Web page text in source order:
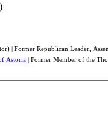
| Former Republican Leader,
Astoria | Former Member of the